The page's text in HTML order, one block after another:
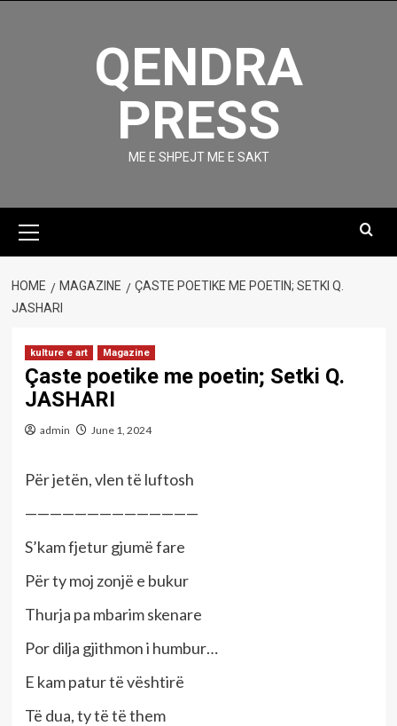
QENDRA
PRESS
ME E SHPEJT ME E SAKT
Menu
HOME MAGAZINE
ÇASTE POETIKE ME POETIN; SETKI Q.
JASHARI
kulture e art Magazine
Çaste poetike me poetin; Setki Q.
JASHARI
admin June 1, 2024
Për jetën, vlen të luftosh
——————————————
S’kam fjetur gjumë fare
Për ty moj zonjë e bukur
Thurja pa mbarim skenare
Por dilja gjithmon i humbur…
E kam patur të vështirë
Të dua, ty të të them